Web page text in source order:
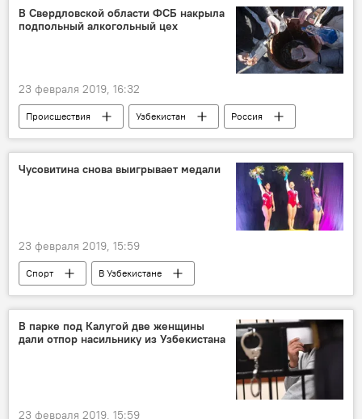
В Свердловской области ФСБ накрыла
подпольный алкогольный цех
23 февраля 2019, 16:32
Происшествия Узбекистан
Россия
Свердловская область
алкоголь
Чусовитина снова выигрывает медали
23 февраля 2019, 15:59
Спорт В Узбекистане
В парке под Калугой две женщины
дали отпор насильнику из Узбекистана
23 февраля 2019, 15:59